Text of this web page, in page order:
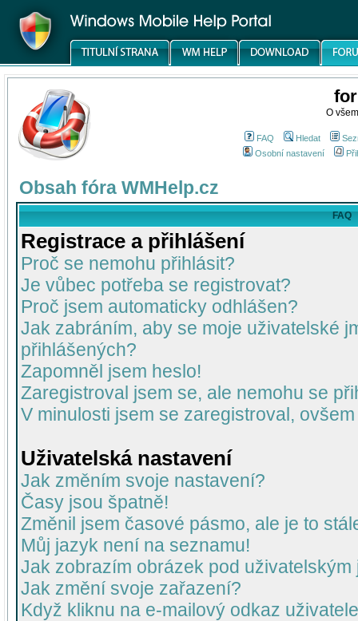
O
FAQ Hledat
Osobní nastavení
Obsah fóra WMHelp.cz
FAQ
Registrace a přihlášení
Proč se nemohu přihlásit?
Je vůbec potřeba se registrovat?
Proč jsem automaticky odhlášen?
Jak zabráním, aby se moje uživatelské
přihlášených?
Zapomněl jsem heslo!
Zaregistroval jsem se, ale nemohu se
V minulosti jsem se zaregistroval,
Uživatelská nastavení
Jak změním svoje nastavení?
Časy jsou špatně!
Změnil jsem časové pásmo, ale je to
Můj jazyk není na seznamu!
Jak zobrazím obrázek pod uživatelským
Jak změní svoje zařazení?
Když kliknu na e-mailový odkaz